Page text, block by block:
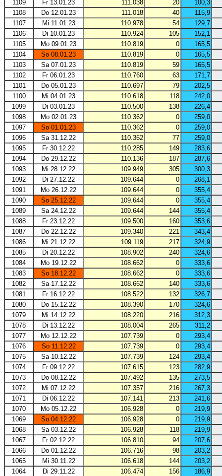
1109
Fr 13.01.23 111.038 20
100,3
1108
Do 12.01.23 111.018 40
115,9
1107
Mi 11.01.23 110.978 54
129,7
1106
Di 10.01.23 110.924 105
152,1
1105
Mo 09.01.23 110.819 0
165,5
1104
So 08.01.23 110.819 0
165,5
1103
Sa 07.01.23 110.819 59
165,5
1102
Fr 06.01.23 110.760 63
171,7
1101
Do 05.01.23 110.697 79
202,5
1100
Mi 04.01.23 110.618 118
242,0
1099
Di 03.01.23 110.500 138
226,4
1098
Mo 02.01.23 110.362 0
259,0
1097
So 01.01.23 110.362 0
259,0
1096
Sa 31.12.22 110.362 77
259,0
1095
Fr 30.12.22 110.285 149
283,6
1094
Do 29.12.22 110.136 187
287,6
1093
Mi 28.12.22 109.949 305
300,3
1092
Di 27.12.22 109.644 0
268,1
1091
Mo 26.12.22 109.644 0
355,4
1090
So 25.12.22 109.644 0
355,4
1089
Sa 24.12.22 109.644 144
355,4
1088
Fr 23.12.22 109.500 160
353,6
1087
Do 22.12.22 109.340 221
343,4
1086
Mi 21.12.22 109.119 217
324,9
1085
Di 20.12.22 108.902 240
324,6
1084
Mo 19.12.22 108.662 0
333,6
1083
So 18.12.22 108.662 0
333,6
1082
Sa 17.12.22 108.662 140
333,6
1081
Fr 16.12.22 108.522 132
326,7
1080
Do 15.12.22 108.390 170
324,6
1079
Mi 14.12.22 108.220 216
312,3
1078
Di 13.12.22 108.004 265
311,2
1077
Mo 12.12.22 107.739 0
293,4
1076
So 11.12.22 107.739 0
293,4
1075
Sa 10.12.22 107.739 124
293,4
1074
Fr 09.12.22 107.615 123
282,9
1073
Do 08.12.22 107.492 135
273,5
1072
Mi 07.12.22 107.357 216
267,3
1071
Di 06.12.22 107.141 213
241,6
1070
Mo 05.12.22 106.928 0
219,9
1069
So 04.12.22 106.928 0
219,9
1068
Sa 03.12.22 106.928 118
219,9
1067
Fr 02.12.22 106.810 94
207,6
1066
Do 01.12.22 106.716 98
203,2
1065
Mi 30.11.22 106.618 144
203,2
1064
Di 29.11.22 106.474 156
186,9